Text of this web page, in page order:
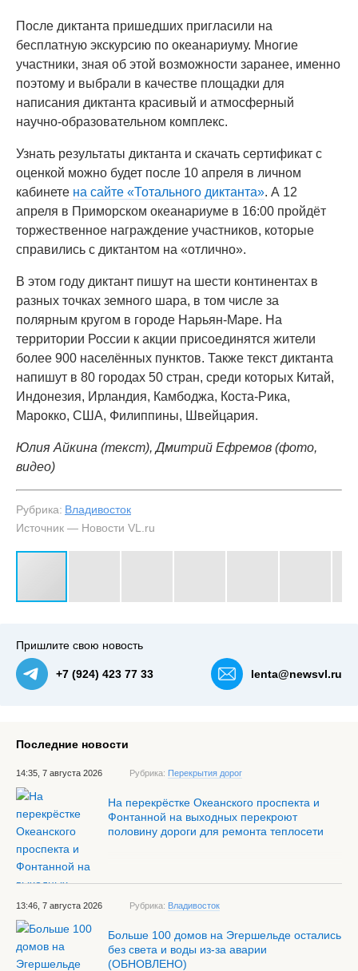
После диктанта пришедших пригласили на
бесплатную экскурсию по океанариуму. Многие
участники, зная об этой возможности заранее, именно
поэтому и выбрали в качестве площадки для
написания диктанта красивый и атмосферный
научно-образовательном комплекс.
Узнать результаты диктанта и скачать сертификат с
оценкой можно будет после 10 апреля в личном
кабинете на сайте «Тотального диктанта». А 12
апреля в Приморском океанариуме в 16:00 пройдёт
торжественное награждение участников, которые
справились с диктантом на «отлично».
В этом году диктант пишут на шести континентах в
разных точках земного шара, в том числе за
полярным кругом в городе Нарьян-Маре. На
территории России к акции присоединятся жители
более 900 населённых пунктов. Также текст диктанта
напишут в 80 городах 50 стран, среди которых Китай,
Индонезия, Ирландия, Камбоджа, Коста-Рика,
Марокко, США, Филиппины, Швейцария.
Юлия Айкина (текст), Дмитрий Ефремов (фото,
видео)
Рубрика: Владивосток
Источник — Новости VL.ru
Пришлите свою новость
+7 (924) 423 77 33 lenta@newsvl.ru
Последние новости
14:35, 7 августа 2026 Рубрика: Перекрытия дорог
На перекрёстке Океанского проспекта и
Фонтанной на выходных перекроют
половину дороги для ремонта теплосети
13:46, 7 августа 2026 Рубрика: Владивосток
Больше 100 домов на Эгершельде остались
без света и воды из-за аварии
(ОБНОВЛЕНО)